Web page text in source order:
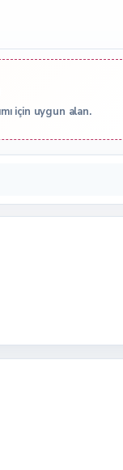
için uygun alan.